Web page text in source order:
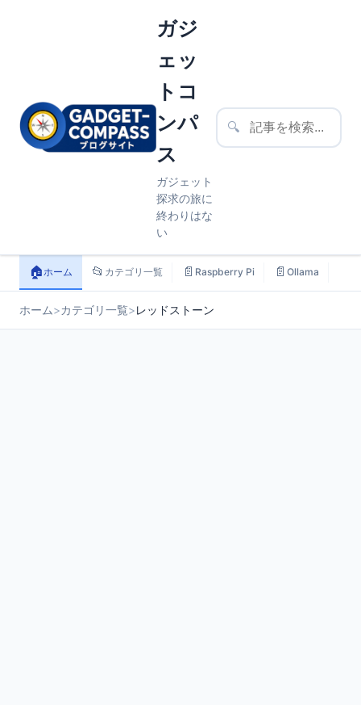
ガジ
ェッ
トコ
ンパ
ス
ガジェット
探求の旅に
終わりはな
い
🔍
🏠ホーム 📂 カテゴリ一覧 📄 Raspberry Pi 📄 Ollama
ホーム>カテゴリ一覧>レッドストーン